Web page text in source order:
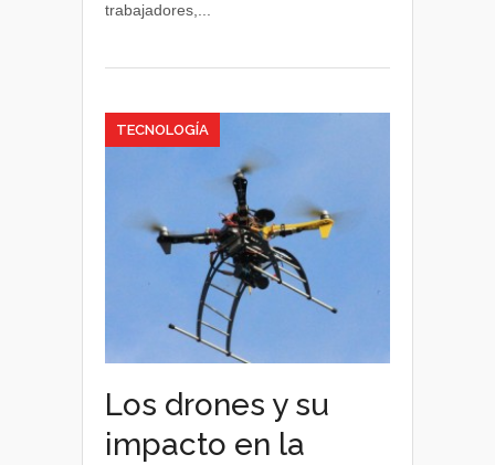
trabajadores,...
TECNOLOGÍA
Los drones y su
impacto en la